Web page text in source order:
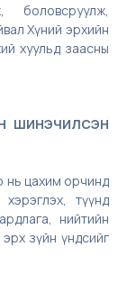
боловсруулж,
Хүний эрхийн
хуульд заасны
ШИНЭЧИЛСЭН
нь цахим орчинд
түүнд
нийтийн
зүйн үндсийг